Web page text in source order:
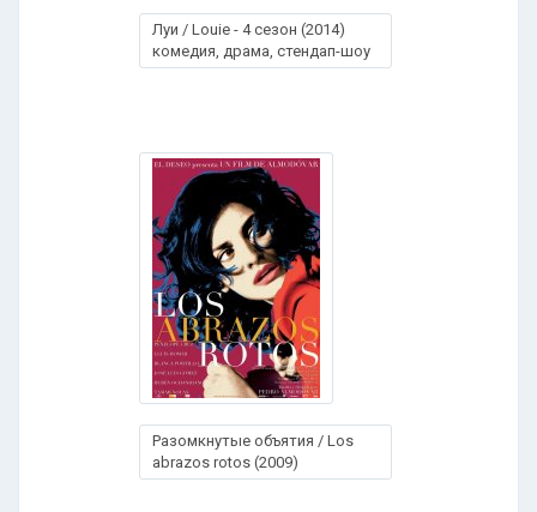
Луи / Louie - 4 сезон (2014)
комедия, драма, стендап-шоу
Разомкнутые объятия / Los
abrazos rotos (2009)